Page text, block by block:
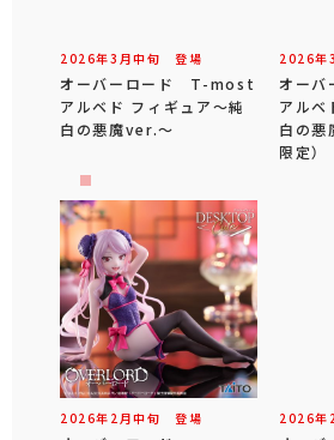
2026年3 月中旬 登場
オーバーロード T-most
アルベド フィギュア～純
白の悪魔ver.～
2026年3
オー
アルベ
白の悪
限定）
2026年 2 月中旬 登場 2026年 2